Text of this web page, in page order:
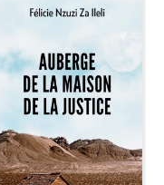
Auberge de la
récit-témoignage
consacré au
parcours
exemplaire de
Mbala Zi Nkuaku
Lema Félix.
Magistrat intègre,
fervent défenseur
des droits